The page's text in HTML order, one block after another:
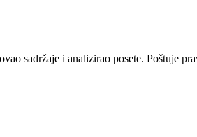
sadržaje i analizirao posete. Poštuje